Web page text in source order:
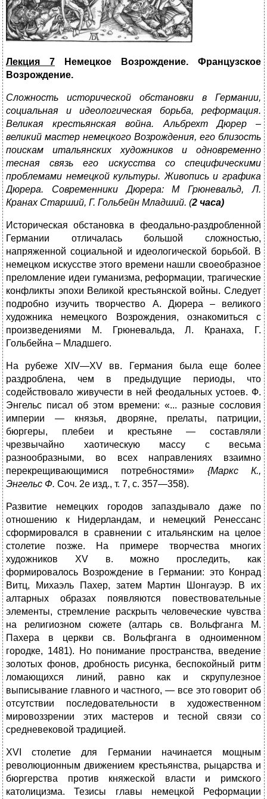
Лекция 7 Немецкое Возрождение.
Французское
Возрождение.
Сложность исторической обстановки в Германии,
социальная и идеологическая борьба, реформация.
Великая крестьянская война. Альбрехт Дюрер –
великий мастер немецкого Возрождения, его близость
поискам итальянских художников и одновременно
тесная связь его искусства со специфическими
проблемами немецкой культуры. Живопись и графика
Дюрера. Современники Дюрера: М Грюневальд, Л.
Кранах Старший, Г. Гольбейн Младший. (2 часа)
Историческая обстановка в феодально-раздробленной
Германии отличалась большой сложностью,
напряженной социальной и идеологической борьбой. В
немецком искусстве этого времени нашли своеобразное
преломление идеи гуманизма, реформации, трагические
конфликты эпохи Великой крестьянской войны. Следует
подробно изучить творчество А. Дюрера – великого
художника немецкого Возрождения, ознакомиться с
произведениями М. Грюневальда, Л. Кранаха, Г.
Гольбейна – Младшего.
На рубеже XIV—XV вв. Германия была еще более
раздроблена, чем в предыдущие периоды, что
содействовало живучести в ней феодальных устоев. Ф.
Энгельс писал об этом времени: «... разные сословия
империи — князья, дворяне, прелаты, патриции,
бюргеры, плебеи и крестьяне — составляли
чрезвычайно хаоти­ческую массу с весьма
разнообразными, во всех направлениях взаимно
перекрещивающимися потребностями» {Маркс К.,
Энгельс Ф. Соч. 2е изд., т. 7, с. 357—358).
Развитие немецких городов запаздывало даже по
отношению к Нидерландам, и немецкий Ренессанс
сформировался в сравнении с итальянским на целое
столетие позже. На примере творчества многих
художников XV в. можно проследить, как
формировалось Возрождение в Германии: это Конрад
Витц, Михаэль Пахер, затем Мартин Шонгауэр. В их
алтарных образах появляются повествова­тельные
элементы, стремление раскрыть человеческие чувства
на религиозном сюжете (алтарь св. Вольфганга М.
Пахера в церкви св. Вольфганга в одноименном
городке, 1481). Но понимание прост­ранства, введение
золотых фонов, дробность рисунка, беспокойный ритм
ломающихся линий, равно как и скрупулезное
выписывание главного и частного, — все это говорит об
отсутствии последова­тельности в художественном
мировоззрении этих мастеров и тесной связи со
средневековой традицией.
XVI столетие для Германии начинается мощным
революцион­ным движением крестьянства, рыцарства и
бюргерства против княжеской власти и римского
католицизма. Тезисы главы немец­кой Реформации